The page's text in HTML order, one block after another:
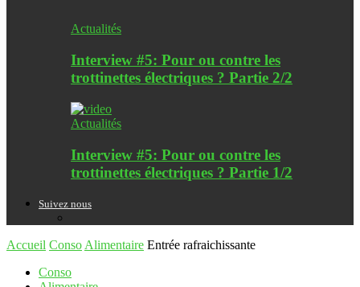
Actualités
Interview #5: Pour ou contre les
trottinettes électriques ? Partie 2/2
Actualités
Interview #5: Pour ou contre les
trottinettes électriques ? Partie 1/2
Suivez nous
Accueil Conso Alimentaire Entrée rafraichissante
Conso